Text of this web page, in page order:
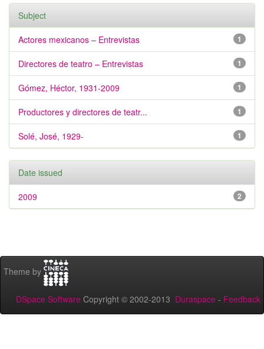
Subject
1
Actores mexicanos – Entrevistas
1
Directores de teatro – Entrevistas
1
Gómez, Héctor, 1931-2009
1
Productores y directores de teatr...
1
Solé, José, 1929-
Date issued
2
2009
Theme by
DSpace Software Copyright © 2002-2013 Duraspace - Feedback